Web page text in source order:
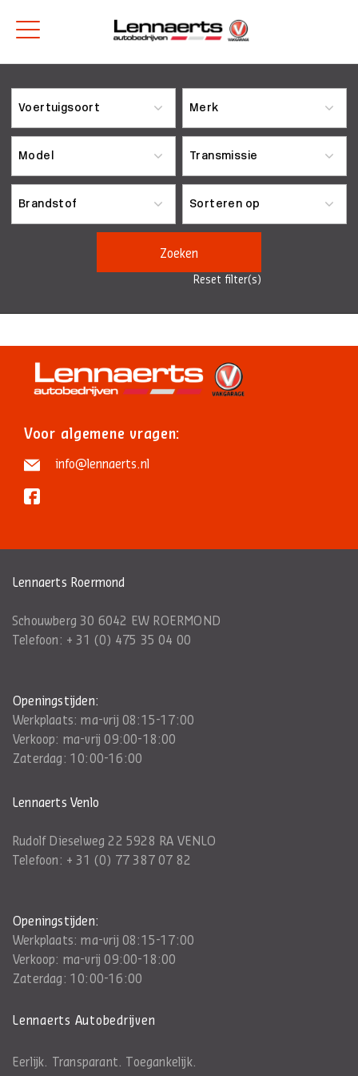
Zoeken
Reset filter(s)
Voor algemene vragen:
info@lennaerts.nl
Lennaerts Roermond
Schouwberg 30 6042 EW ROERMOND
Telefoon: + 31 (0) 475 35 04 00
Openingstijden:
Werkplaats: ma-vrij 08:15-17:00
Verkoop: ma-vrij 09:00-18:00
Zaterdag: 10:00-16:00
Lennaerts Venlo
Rudolf Dieselweg 22 5928 RA VENLO
Telefoon: + 31 (0) 77 387 07 82
Openingstijden:
Werkplaats: ma-vrij 08:15-17:00
Verkoop: ma-vrij 09:00-18:00
Zaterdag: 10:00-16:00
Lennaerts Autobedrijven
Eerlijk. Transparant. Toegankelijk.